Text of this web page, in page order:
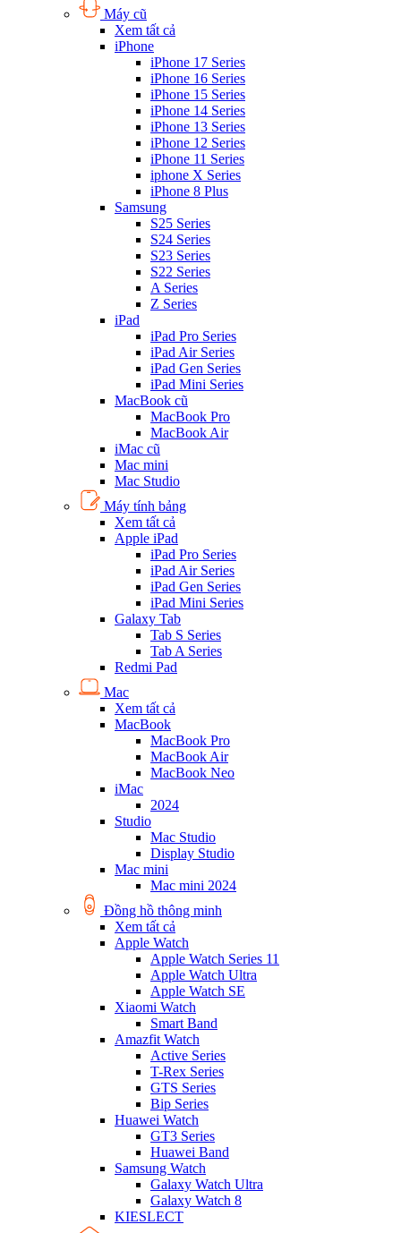
Máy cũ
Xem tất cả
iPhone
iPhone 17 Series
iPhone 16 Series
iPhone 15 Series
iPhone 14 Series
iPhone 13 Series
iPhone 12 Series
iPhone 11 Series
iphone X Series
iPhone 8 Plus
Samsung
S25 Series
S24 Series
S23 Series
S22 Series
A Series
Z Series
iPad
iPad Pro Series
iPad Air Series
iPad Gen Series
iPad Mini Series
MacBook cũ
MacBook Pro
MacBook Air
iMac cũ
Mac mini
Mac Studio
Máy tính bảng
Xem tất cả
Apple iPad
iPad Pro Series
iPad Air Series
iPad Gen Series
iPad Mini Series
Galaxy Tab
Tab S Series
Tab A Series
Redmi Pad
Mac
Xem tất cả
MacBook
MacBook Pro
MacBook Air
MacBook Neo
iMac
2024
Studio
Mac Studio
Display Studio
Mac mini
Mac mini 2024
Đồng hồ thông minh
Xem tất cả
Apple Watch
Apple Watch Series 11
Apple Watch Ultra
Apple Watch SE
Xiaomi Watch
Smart Band
Amazfit Watch
Active Series
T-Rex Series
GTS Series
Bip Series
Huawei Watch
GT3 Series
Huawei Band
Samsung Watch
Galaxy Watch Ultra
Galaxy Watch 8
KIESLECT